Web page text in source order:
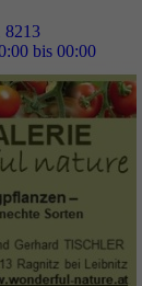
8213
bis 00:00